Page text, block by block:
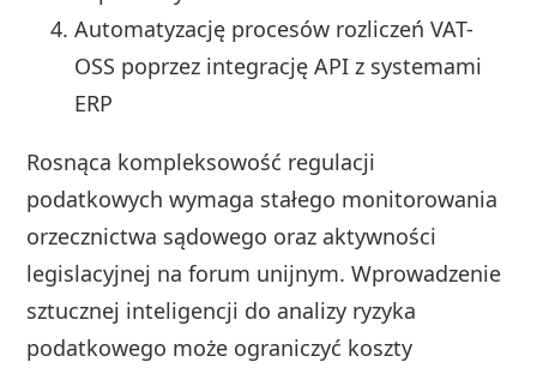
Automatyzację procesów rozliczeń VAT-
OSS poprzez integrację API z systemami
ERP
Rosnąca kompleksowość regulacji
podatkowych wymaga stałego monitorowania
orzecznictwa sądowego oraz aktywności
legislacyjnej na forum unijnym. Wprowadzenie
sztucznej inteligencji do analizy ryzyka
podatkowego może ograniczyć koszty